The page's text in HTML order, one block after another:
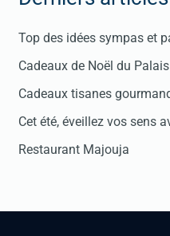
Top des idées sympas et
Cadeaux de Noël du
Cadeaux tisanes
Cet été, éveillez vos sens
Restaurant Majouja